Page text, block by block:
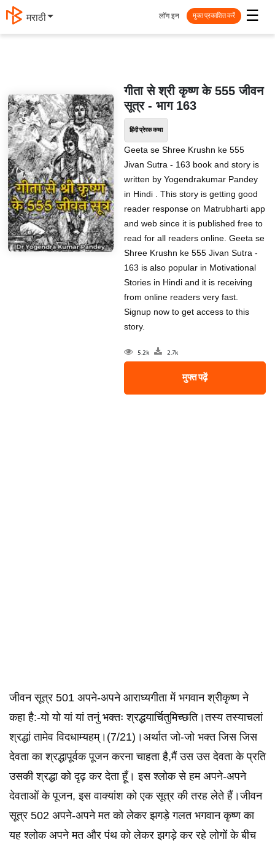
मराठी ☰
लॉग इन मुक्त प्रकाशित करें
गीता से श्री कृष्ण के 555 जीवन
सूत्र - भाग 163
हिंदी प्रेरक कथा
Geeta se Shree Krushn ke 555
Jivan Sutra - 163 book and story is
written by Yogendrakumar Pandey
in Hindi . This story is getting good
reader response on Matrubharti app
and web since it is published free to
read for all readers online. Geeta se
Shree Krushn ke 555 Jivan Sutra -
163 is also popular in Motivational
Stories in Hindi and it is receiving
from online readers very fast.
Signup now to get access to this
story.
5.2k 2.7k
मुफ्त पढ़ें
जीवन सूत्र 501 अपने-अपने आराध्यगीता में भगवान श्रीकृष्ण ने
कहा है:-यो यो यां यां तनुं भक्तः श्रद्धयार्चितुमिच्छति।तस्य तस्याचलां
श्रद्धां तामेव विदधाम्यहम्।(7/21)।अर्थात जो-जो भक्त जिस जिस
देवता का श्रद्धापूर्वक पूजन करना चाहता है,मैं उस उस देवता के प्रति
उसकी श्रद्धा को दृढ़ कर देता हूँ। इस श्लोक से हम अपने-अपने
देवताओं के पूजन, इस वाक्यांश को एक सूत्र की तरह लेते हैं।जीवन
सूत्र 502 अपने-अपने मत को लेकर झगड़े गलत भगवान कृष्ण का
यह श्लोक अपने मत और पंथ को लेकर झगड़े कर रहे लोगों के बीच